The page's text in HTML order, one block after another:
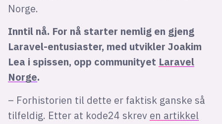
Norge.
Inntil nå. For nå starter nemlig en gjeng
Laravel-entusiaster, med utvikler Joakim
Lea i spissen, opp communityet Laravel
Norge.
– Forhistorien til dette er faktisk ganske så
tilfeldig. Etter at kode24 skrev en artikkel